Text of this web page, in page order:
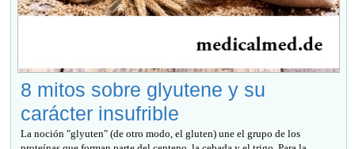
8 mitos sobre glyutene y su
carácter insufrible
La noción "glyuten" (de otro modo, el gluten) une el grupo de los